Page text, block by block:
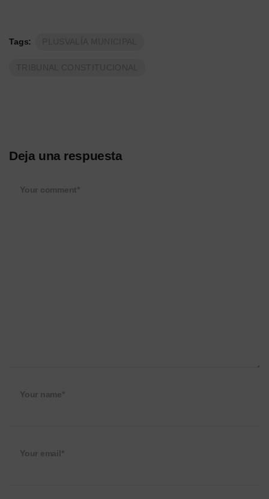
Tags:
Deja una respuesta
Your comment*
Your name*
Your email*